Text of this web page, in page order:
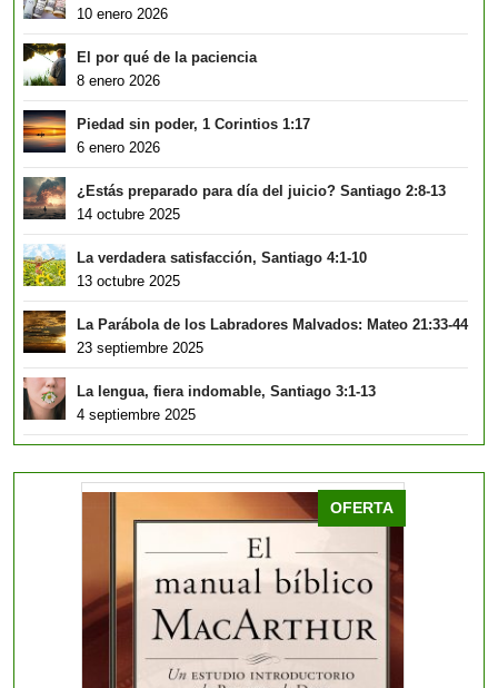
10 enero 2026
El por qué de la paciencia
8 enero 2026
Piedad sin poder, 1 Corintios 1:17
6 enero 2026
¿Estás preparado para día del juicio? Santiago 2:8-13
14 octubre 2025
La verdadera satisfacción, Santiago 4:1-10
13 octubre 2025
La Parábola de los Labradores Malvados: Mateo 21:33-44
23 septiembre 2025
La lengua, fiera indomable, Santiago 3:1-13
4 septiembre 2025
OFERTAPRODUCTO
EN